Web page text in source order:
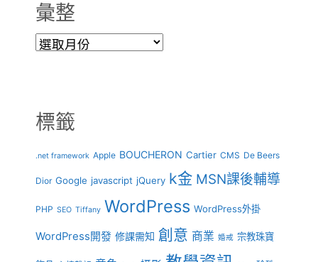
彙整
彙
標籤
.net framework Apple BOUCHERON Cartier CMS De Beers
Dior Google javascript jQuery k金 MSN課後輔導
PHP SEO Tiffany WordPress WordPress外掛
WordPress開發 修課需知 創意 商業 婚戒 宗教珠寶